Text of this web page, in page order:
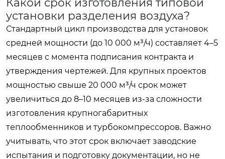
установки разделения воздуха?
Стандартный цикл производства для установок
средней мощности (до 10 000 м³/ч) составляет 4–5
месяцев с момента подписания контракта и
утверждения чертежей. Для крупных проектов
мощностью свыше 20 000 м³/ч срок может
увеличиться до 8–10 месяцев из-за сложности
изготовления крупногабаритных
теплообменников и турбокомпрессоров. Важно
учитывать, что этот срок включает заводские
испытания и подготовку документации, но не